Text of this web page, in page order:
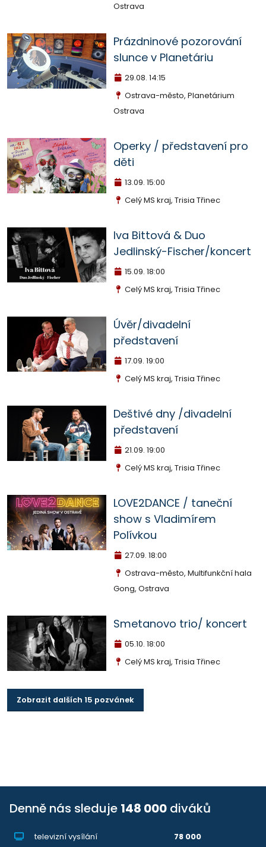
Ostrava
Prázdninové pozorování
slunce v Planetáriu
29.08. 14:15
Ostrava-město, Planetárium
Ostrava
Operky / představení pro
děti
13.09. 15:00
Celý MS kraj, Trisia Třinec
Iva Bittová & Duo
Jedlinský-Fischer/koncert
15.09. 18:00
Celý MS kraj, Trisia Třinec
Úvěr/divadelní
představení
17.09. 19:00
Celý MS kraj, Trisia Třinec
Deštivé dny /divadelní
představení
21.09. 19:00
Celý MS kraj, Trisia Třinec
LOVE2DANCE / taneční
show s Vladimírem
Polívkou
27.09. 18:00
Ostrava-město, Multifunkční hala
Gong, Ostrava
Smetanovo trio/ koncert
05.10. 18:00
Celý MS kraj, Trisia Třinec
Zobrazit dalších 15 pozvánek
Denně nás sleduje 148 000 diváků
televizní vysílání
78 000